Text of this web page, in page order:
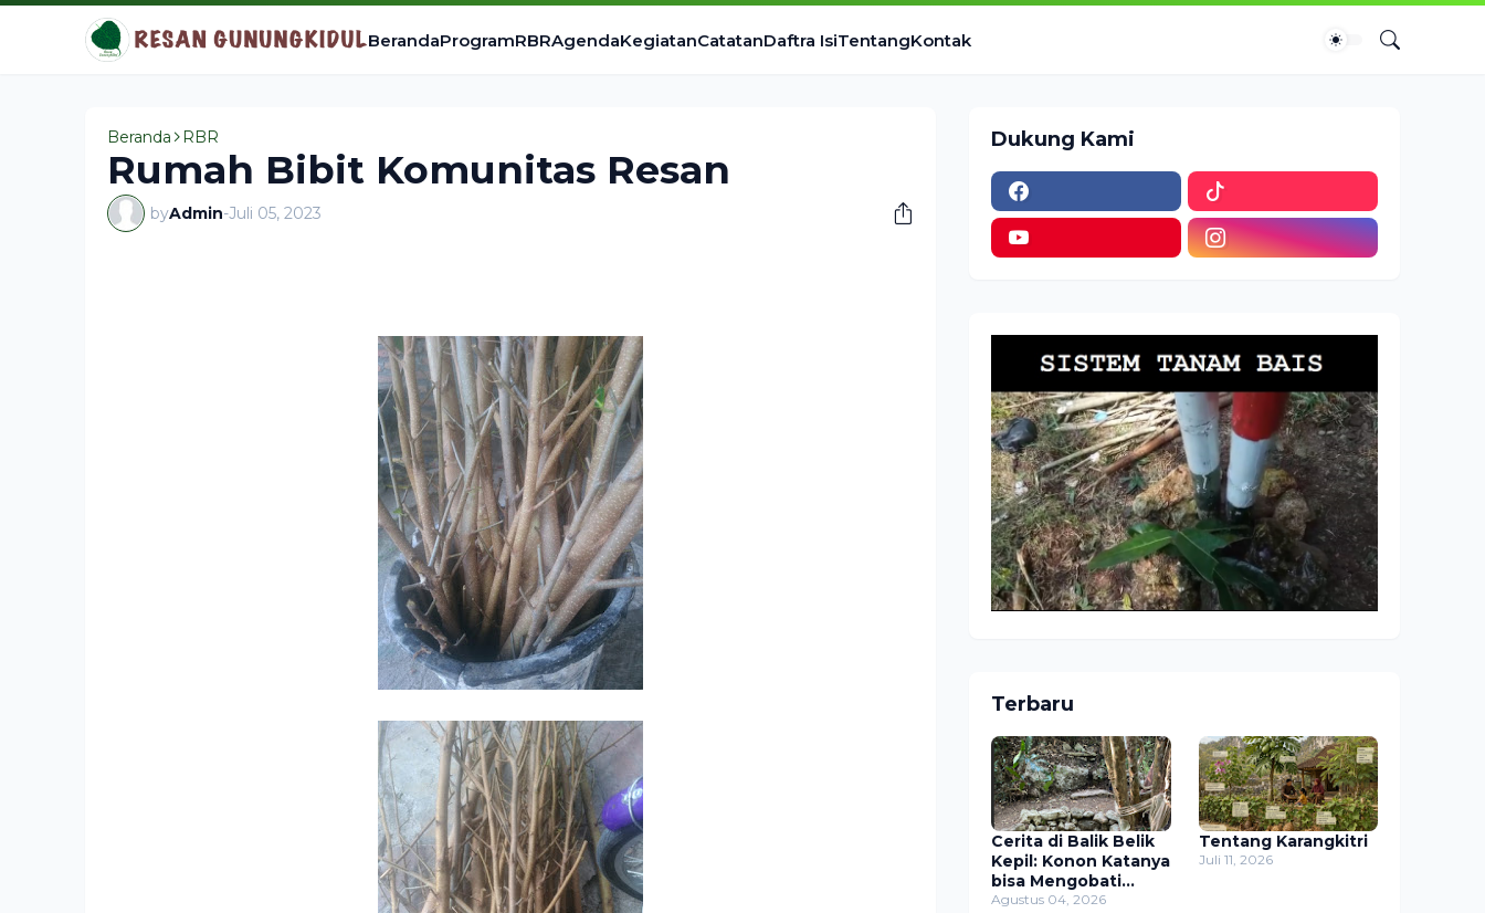
BerandaProgramRBRAgendaKegiatanCatatanDaftra IsiTentangKontak
Beranda RBR
Rumah Bibit Komunitas Resan
byAdmin-Juli 05, 2023
Dukung Kami
Terbaru
Cerita di Balik Belik
Kepil: Konon Katanya
bisa Mengobati
Sawan
Agustus 04, 2026
Tentang Karangkitri
Juli 11, 2026